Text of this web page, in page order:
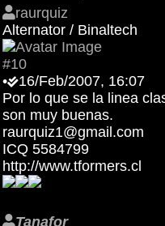
raurquiz
Alternator / Binaltech
#10
•
16/Feb/2007, 16:07
Por lo que se la linea
son muy buenas.
raurquiz1@gmail.com
ICQ 5584799
http://www.tformers.cl
Tanafor